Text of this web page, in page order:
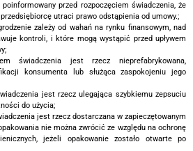
przed rozpoczęciem świadczenia, że
utraci prawo odstąpienia od umowy.;
zależy od wahań na rynku finansowym, nad
kontroli, i które mogą wystąpić przed upływem
świadczenia jest rzecz nieprefabrykowana,
konsumenta lub służąca zaspokojeniu jego
jest rzecz ulegająca szybkiemu zepsuciu
do użycia;
jest rzecz dostarczana w zapieczętowanym
nie można zwrócić ze względu na ochronę
jeżeli opakowanie zostało otwarte po